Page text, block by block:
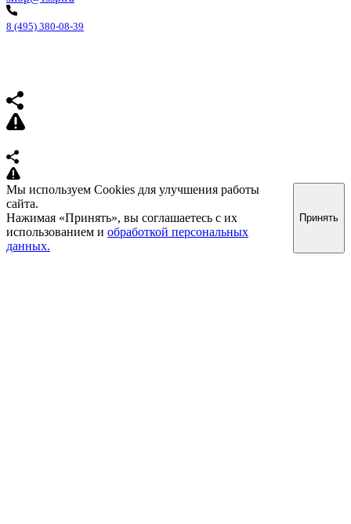
8 (495) 380-08-39
Мы используем Cookies для улучшения работы
сайта.
Нажимая «Принять», вы соглашаетесь с их
использованием и обработкой персональных
данных.
Принять